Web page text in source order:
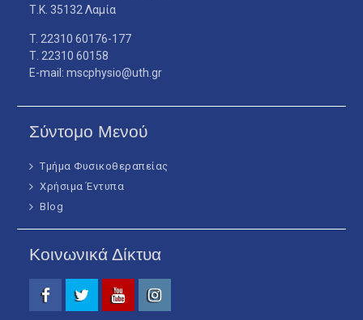
Τ.Κ. 35132 Λαμία
T. 22310 60176-177
Τ. 22310 60158
E-mail: mscphysio@uth.gr
Σύντομο Μενού
Τμήμα Φυσικοθεραπείας
Χρήσιμα Έντυπα
Blog
Κοινωνικά Δίκτυα